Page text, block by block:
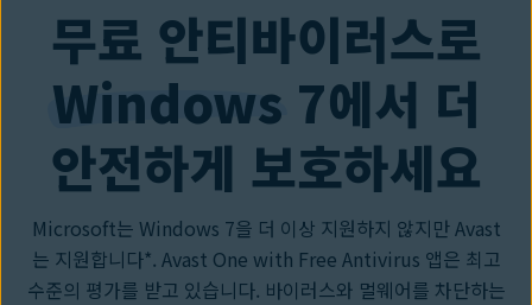
무료 안티바이러스로
Windows 7에서 더
안전하게 보호하세요
Microsoft는 Windows 7을 더 이상 지원하지 않지만 Avast
는 지원합니다*. Avast One with Free Antivirus 앱은 최고
수준의 평가를 받고 있습니다. 바이러스와 멀웨어를 차단하는